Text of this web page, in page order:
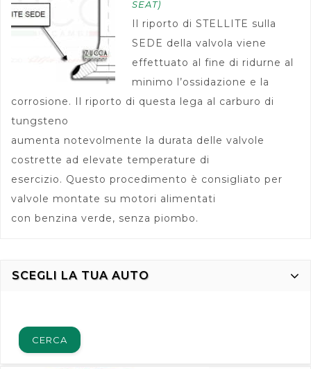
SEAT)
Il riporto di STELLITE sulla
SEDE della valvola viene
effettuato al fine di ridurne al
minimo l’ossidazione e la
corrosione. Il riporto di questa lega al carburo di
tungsteno
aumenta notevolmente la durata delle valvole
costrette ad elevate temperature di
esercizio. Questo procedimento è consigliato per
valvole montate su motori alimentati
con benzina verde, senza piombo.
SCEGLI LA TUA AUTO